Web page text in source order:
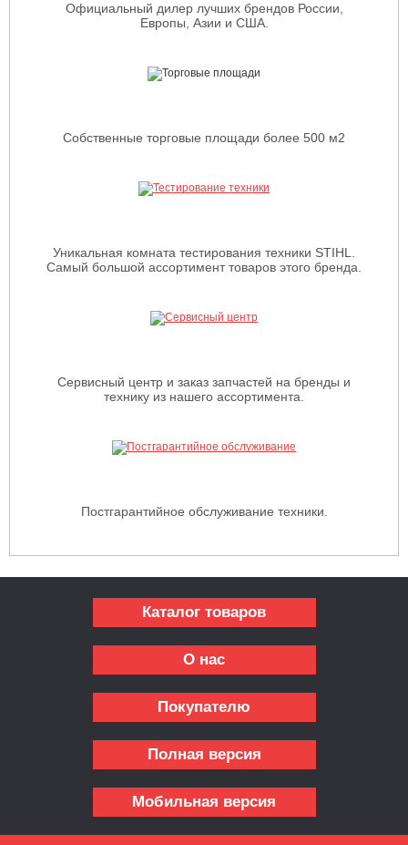
Официальный дилер лучших брендов России,
Европы, Азии и США.
Собственные торговые площади более 500 м2
Уникальная комната тестирования техники STIHL.
Самый большой ассортимент товаров этого бренда.
Сервисный центр и заказ запчастей на бренды и
технику из нашего ассортимента.
Постгарантийное обслуживание техники.
Каталог товаров
О нас
Покупателю
Полная версия
Мобильная версия